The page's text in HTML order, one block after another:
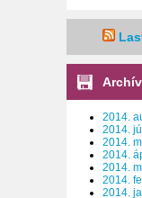
2014.
2014.
2014.
2014.
2014.
2014.
2014.